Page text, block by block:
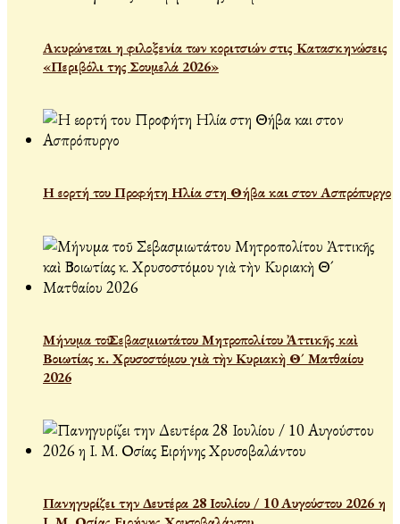
Ακυρώνεται η φιλοξενία των κοριτσιών στις Κατασκηνώσεις
«Περιβόλι της Σουμελά 2026»
Η εορτή του Προφήτη Ηλία στη Θήβα και στον Ασπρόπυργο
Μήνυμα τοῦ Σεβασμιωτάτου Μητροπολίτου Ἀττικῆς καὶ
Βοιωτίας κ. Χρυσοστόμου γιὰ τὴν Κυριακὴ Θ´ Ματθαίου
2026
Πανηγυρίζει την Δευτέρα 28 Ιουλίου / 10 Αυγούστου 2026 η